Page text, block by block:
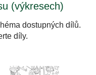
(výkresech)
dostupných dílů.
díly.